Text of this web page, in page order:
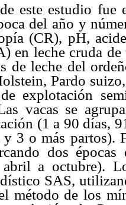
este estudio fue
del año y
(CR), pH,
en leche cruda
de leche del
Pardo
explotación
vacas se
(1 a 90 días,
3 o más partos).
dos
a octubre).
SAS,
método de los